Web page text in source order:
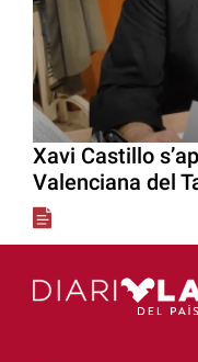
Xavi Castillo
Valenciana del